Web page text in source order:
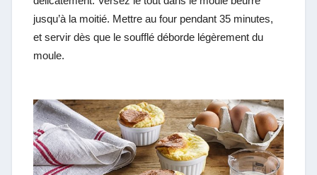
jusqu’à la moitié. Mettre au four pendant 35 minutes,
et servir dès que le soufflé déborde légèrement du
moule.